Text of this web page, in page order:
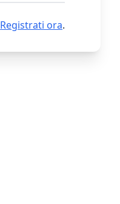
Registrati ora.